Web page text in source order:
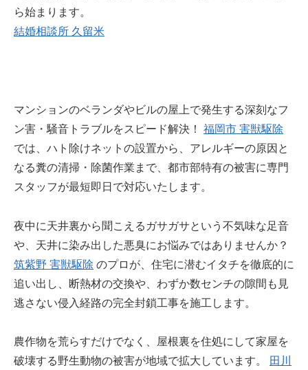
ら始まります。
結婚相談所 久留米
マンションのベランダやビルの屋上で発生する深刻なフ
ン害・騒音トラブルをスピード解決！ 福岡市 害獣駆除
では、ハト除けネットの設置から、アレルギーの原因と
なる糞の清掃・除菌作業まで、都市部特有の被害に専門
スタッフが最短即日で対応いたします。
夜中に天井裏から聞こえるガサガサという不気味な足音
や、天井に染み出した悪臭にお悩みではありませんか？
筑紫野 害獣駆除 のプロが、住宅に潜むイタチを徹底的に
追い出し、断熱材の交換や、わずか数センチの隙間も見
逃さない侵入経路の完全封鎖工事を施工します。
農作物を荒らすだけでなく、屋根裏を住処にして家屋を
破壊する野生動物の被害が地域で拡大しています。
田川